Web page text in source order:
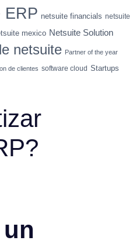
ERP netsuite financials netsuite
mexico Netsuite Solution
netsuite Partner of the year
de clientes software cloud Startups